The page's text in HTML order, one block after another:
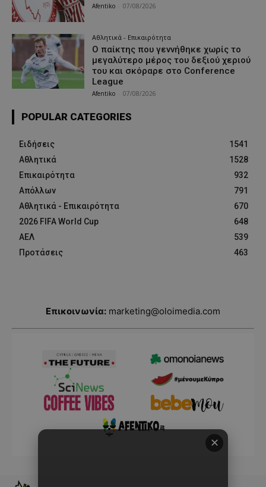
Afentiko 07/08/2026
Αθλητικά - Επικαιρότητα
Ο παίκτης που γεννήθηκε χωρίς το
μεγαλύτερο μέρος του δεξιού χεριού
του και σκόραρε στο Conference
League
Afentiko 07/08/2026
POPULAR CATEGORIES
Ειδήσεις
1541
Αθλητικά
1528
Επικαιρότητα
932
Απόλλων
791
Αθλητικά - Επικαιρότητα
670
2026 FIFA World Cup
648
ΑΕΛ
539
Προτάσεις
463
Επικοινωνία: marketing@oloimedia.com
✕